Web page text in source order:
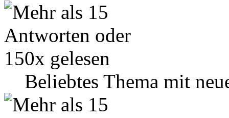
Beliebtes Thema mit